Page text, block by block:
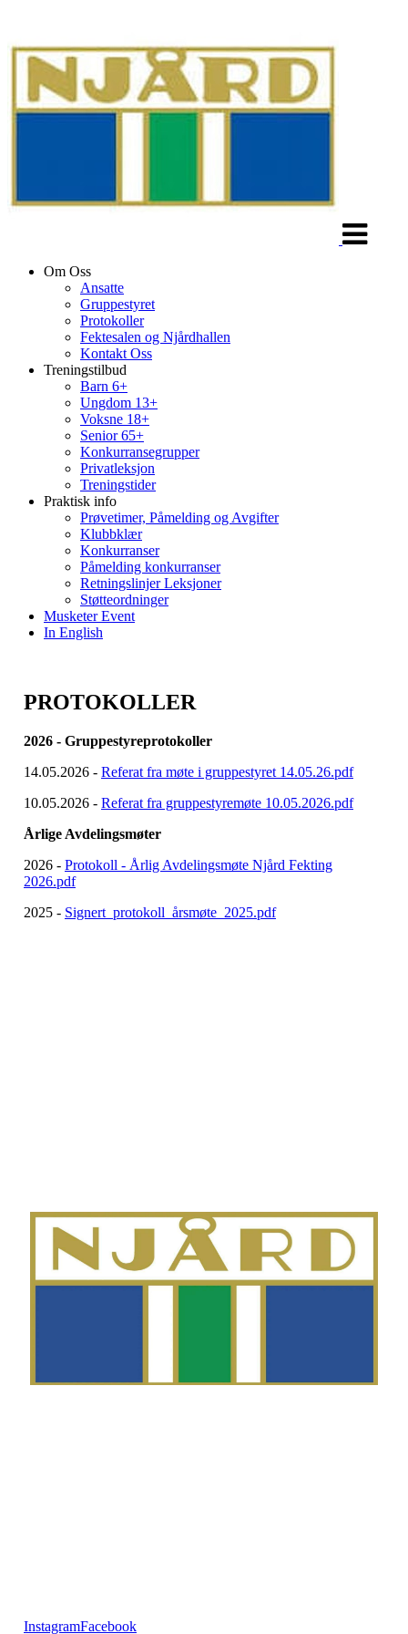
Om Oss
Ansatte
Gruppestyret
Protokoller
Fektesalen og Njårdhallen
Kontakt Oss
Treningstilbud
Barn 6+
Ungdom 13+
Voksne 18+
Senior 65+
Konkurransegrupper
Privatleksjon
Treningstider
Praktisk info
Prøvetimer, Påmelding og Avgifter
Klubbklær
Konkurranser
Påmelding konkurranser
Retningslinjer Leksjoner
Støtteordninger
Musketer Event
In English
PROTOKOLLER
2026 - Gruppestyreprotokoller
14.05.2026 - Referat fra møte i gruppestyret 14.05.26.pdf
10.05.2026 - Referat fra gruppestyremøte 10.05.2026.pdf
Årlige Avdelingsmøter
2026 - Protokoll - Årlig Avdelingsmøte Njård Fekting
2026.pdf
2025 - Signert_protokoll_årsmøte_2025.pdf
InstagramFacebook